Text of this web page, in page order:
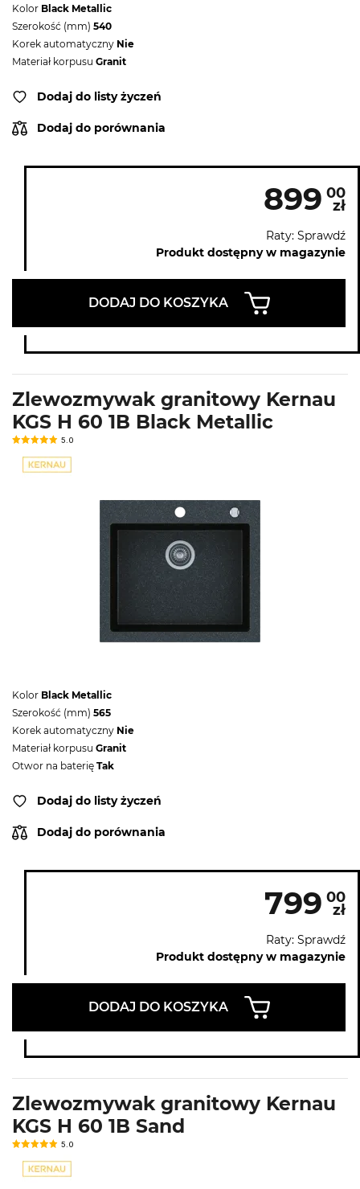
Kolor Black Metallic
Szerokość (mm) 540
Korek automatyczny Nie
Materiał korpusu Granit
Dodaj do listy życzeń
Dodaj do porównania
899 00
zł
Raty: Sprawdź
Produkt dostępny w magazynie
DODAJ DO KOSZYKA
Zlewozmywak granitowy Kernau
KGS H 60 1B Black Metallic
5.0
Kolor Black Metallic
Szerokość (mm) 565
Korek automatyczny Nie
Materiał korpusu Granit
Otwor na baterię Tak
Dodaj do listy życzeń
Dodaj do porównania
799 00
zł
Raty: Sprawdź
Produkt dostępny w magazynie
DODAJ DO KOSZYKA
Zlewozmywak granitowy Kernau
KGS H 60 1B Sand
5.0